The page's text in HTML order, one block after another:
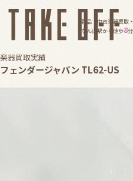
新品・中古楽器買取
なんば駅から徒歩8分
楽器買取実績
フェンダージャパン TL62-US